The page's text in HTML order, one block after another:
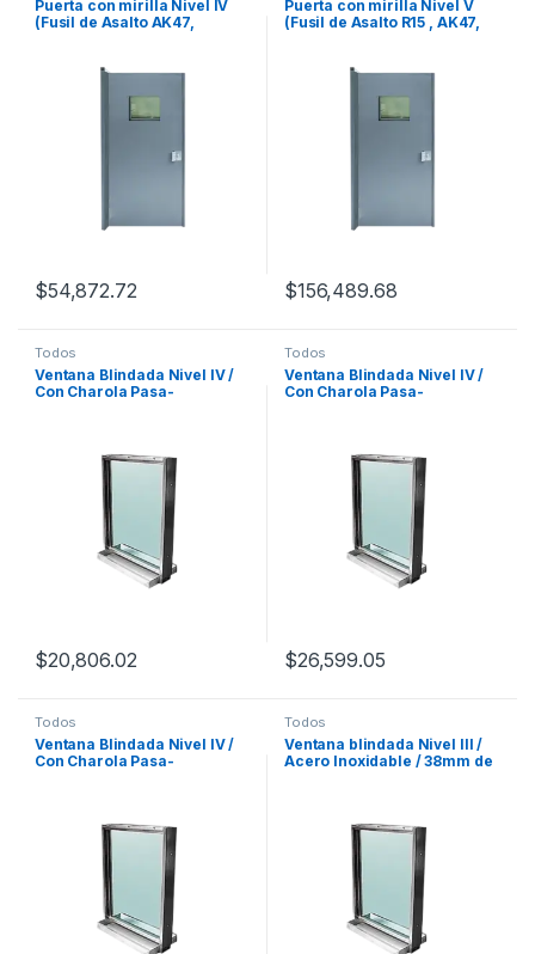
Puerta con mirilla Nivel IV
(Fusil de Asalto AK47,
$54,872.72
Puerta con mirilla Nivel V
(Fusil de Asalto R15 , AK47,
$156,489.68
Todos
Ventana Blindada Nivel IV /
Con Charola Pasa-
$20,806.02
Todos
Ventana Blindada Nivel IV /
Con Charola Pasa-
$26,599.05
Todos
Ventana Blindada Nivel IV /
Con Charola Pasa-
Todos
Ventana blindada Nivel III /
Acero Inoxidable / 38mm de